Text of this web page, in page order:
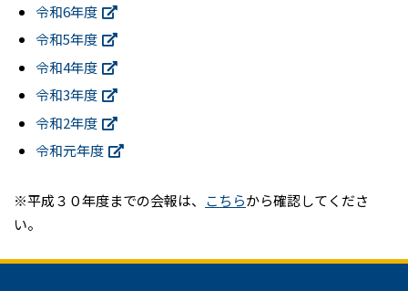
令和6年度
令和5年度
令和4年度
令和3年度
令和2年度
令和元年度
※平成３０年度までの会報は、 こちらから確認してくださ
い。